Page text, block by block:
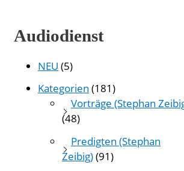
Audiodienst
NEU (5)
Kategorien (181)
Vorträge (Stephan
(48)
Predigten (Stephan
Zeibig)(91)